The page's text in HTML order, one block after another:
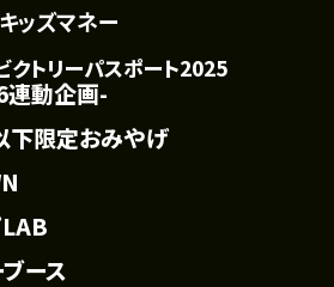
ッズマネー
クトリーパスポート2025
動企画-
下限定おみやげ
LAB
ース